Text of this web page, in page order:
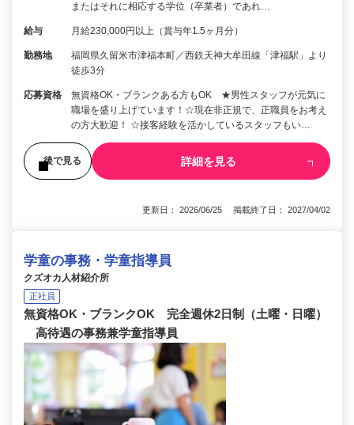
またはそれに相応する学位（卒業者）であれ…
給与 月給230,000円以上（賞与年1.5ヶ月分）
勤務地
福岡県久留米市津福本町／西鉄天神大牟田線「津福駅」より
徒歩3分
応募資格
無資格OK・ブランクある方もOK ★男性スタッフが元気に
職場を盛り上げています！☆現在非正規で、正職員をお考え
の方大歓迎！ ☆接客経験を活かしているスタッフもい…
後で見る 詳細を見る
更新日： 2026/06/25 掲載終了日： 2027/04/02
学童の事務・学童指導員
クズオカ人材紹介所
正社員
無資格OK・ブランクOK 完全週休2日制（土曜・日曜）
高待遇の事務兼学童指導員